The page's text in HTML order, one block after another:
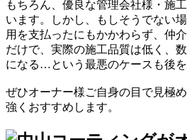
もちろん、優良な管理会社様・施
います。しかし、もしそうでない
用を支払ったにもかかわらず、 仲
だけで、実際の施工品質は低く、
になる…という最悪のケースも後を
ぜひオーナー様ご自身の目で見極
強くおすすめします。